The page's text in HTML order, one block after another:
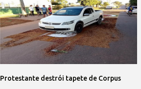
Protestante destrói tapete de Corpus